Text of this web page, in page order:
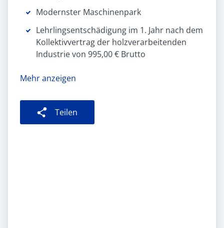
Modernster Maschinenpark
Lehrlingsentschädigung im 1. Jahr nach dem
Kollektivvertrag der holzverarbeitenden
Industrie von 995,00 € Brutto
Mehr anzeigen
Teilen